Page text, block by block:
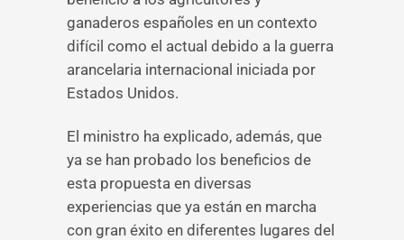
ganaderos españoles en un contexto
difícil como el actual debido a la guerra
arancelaria internacional iniciada por
Estados Unidos.
El ministro ha explicado, además, que
ya se han probado los beneficios de
esta propuesta en diversas
experiencias que ya están en marcha
con gran éxito en diferentes lugares del